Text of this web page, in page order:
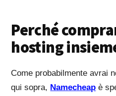
Perché
hosting
Come probabilmente avrai
qui sopra, Namecheap è